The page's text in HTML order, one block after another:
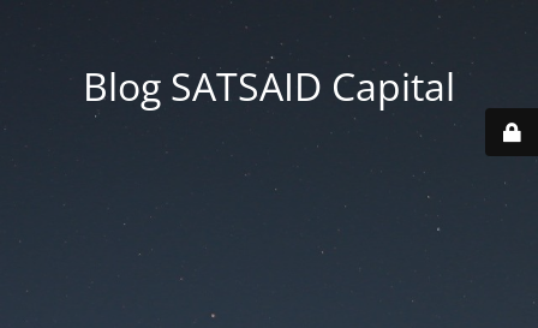
Blog SATSAID Capital